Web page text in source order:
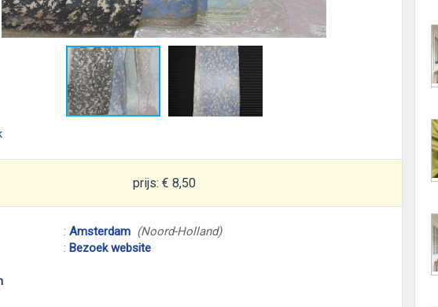
prijs: € 8,50
: Amsterdam (Noord-Holland)
: Bezoek website